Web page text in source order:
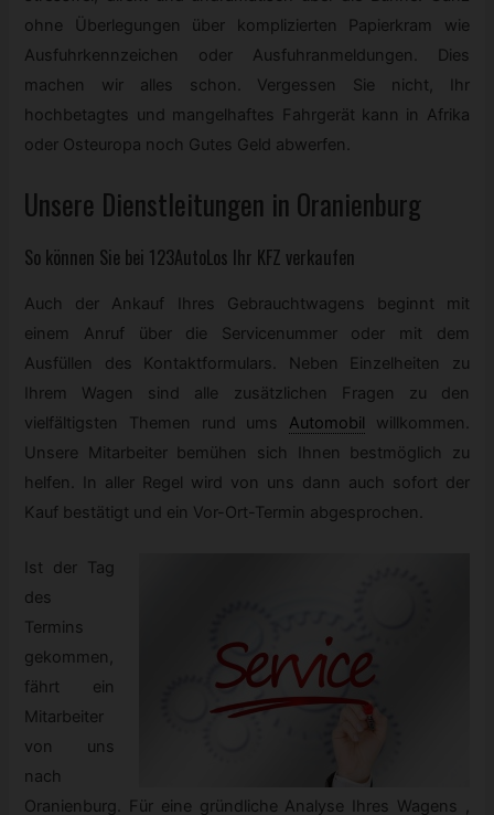
ohne Überlegungen über komplizierten Papierkram wie
Ausfuhrkennzeichen oder Ausfuhranmeldungen. Dies
machen wir alles schon. Vergessen Sie nicht, Ihr
hochbetagtes und mangelhaftes Fahrgerät kann in Afrika
oder Osteuropa noch Gutes Geld abwerfen.
Unsere Dienstleitungen in Oranienburg
So können Sie bei 123AutoLos Ihr KFZ verkaufen
Auch der Ankauf Ihres Gebrauchtwagens beginnt mit
einem Anruf über die Servicenummer oder mit dem
Ausfüllen des Kontaktformulars. Neben Einzelheiten zu
Ihrem Wagen sind alle zusätzlichen Fragen zu den
vielfältigsten Themen rund ums
Automobil
willkommen.
Unsere Mitarbeiter bemühen sich Ihnen bestmöglich zu
helfen. In aller Regel wird von uns dann auch sofort der
Kauf bestätigt und ein Vor-Ort-Termin abgesprochen.
Ist der Tag
des
Termins
gekommen,
fährt ein
Mitarbeiter
von uns
nach
Oranienburg. Für eine gründliche Analyse Ihres Wagens ,